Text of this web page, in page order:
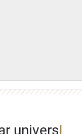
univers